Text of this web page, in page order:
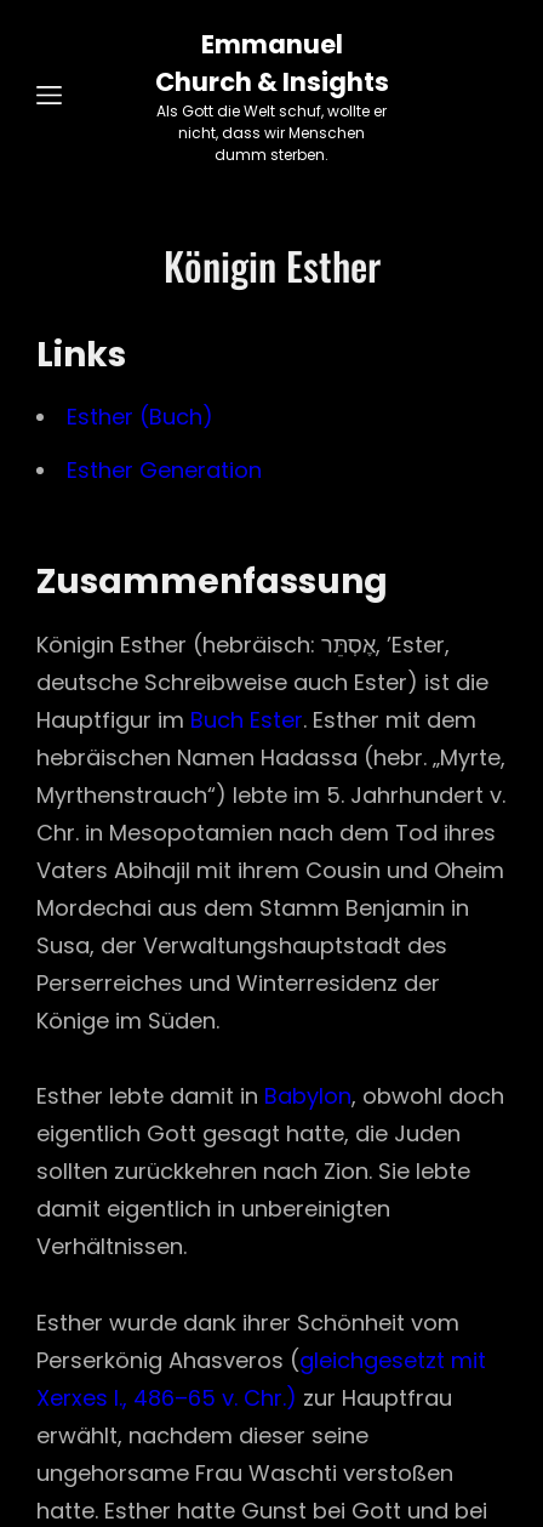
Emmanuel
Church & Insights
Als Gott die Welt schuf, wollte er
nicht, dass wir Menschen
dumm sterben.
Königin Esther
Links
Esther (Buch)
Esther Generation
Zusammenfassung
Königin Esther (hebräisch: אֶסְתֵּר, ’Ester,
deutsche Schreibweise auch Ester) ist die
Hauptfigur im Buch Ester. Esther mit dem
hebräischen Namen Hadassa (hebr. „Myrte,
Myrthenstrauch“) lebte im 5. Jahrhundert v.
Chr. in Mesopotamien nach dem Tod ihres
Vaters Abihajil mit ihrem Cousin und Oheim
Mordechai aus dem Stamm Benjamin in
Susa, der Verwaltungshauptstadt des
Perserreiches und Winterresidenz der
Könige im Süden.
Esther lebte damit in Babylon, obwohl doch
eigentlich Gott gesagt hatte, die Juden
sollten zurückkehren nach Zion. Sie lebte
damit eigentlich in unbereinigten
Verhältnissen.
Esther wurde dank ihrer Schönheit vom
Perserkönig Ahasveros (gleichgesetzt mit
Xerxes I., 486–65 v. Chr.) zur Hauptfrau
erwählt, nachdem dieser seine
ungehorsame Frau Waschti verstoßen
hatte. Esther hatte Gunst bei Gott und bei